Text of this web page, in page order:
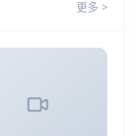
更多 >